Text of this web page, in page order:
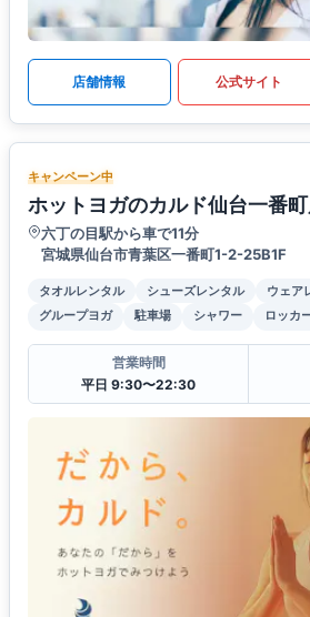
店舗情報 公式サイト
キャンペーン中
ホットヨガのカルド仙台一番
六丁の目駅から車で11分
宮城県仙台市青葉区一番町1-2-25B1F
タオルレンタル シューズレンタル ウェア
グループヨガ
駐車場 シャワー ロッカ
営業時間
平日 9:30〜22:30